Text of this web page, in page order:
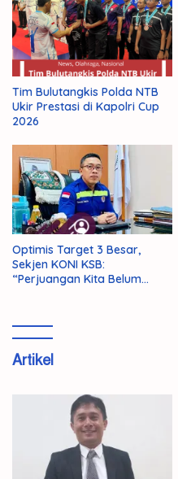
Tim Bulutangkis Polda NTB
Ukir Prestasi di Kapolri Cup
2026
Optimis Target 3 Besar,
Sekjen KONI KSB:
“Perjuangan Kita Belum
Artikel